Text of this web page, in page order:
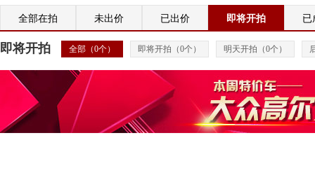
全部在拍 未出价 已出价 即将开拍 已
即将开拍 全部（0个） 即将开拍（0个） 明天开拍（0个）